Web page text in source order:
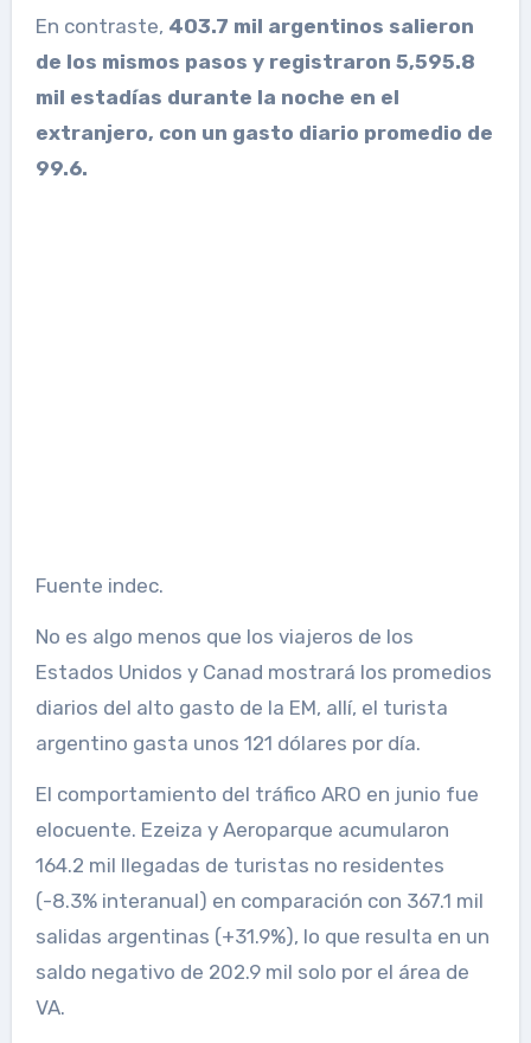
En contraste, 403.7 mil argentinos salieron
de los mismos pasos y registraron 5,595.8
mil estadías durante la noche en el
extranjero, con un gasto diario promedio de
99.6.
Fuente indec.
No es algo menos que los viajeros de los
Estados Unidos y Canad mostrará los promedios
diarios del alto gasto de la EM, allí, el turista
argentino gasta unos 121 dólares por día.
El comportamiento del tráfico ARO en junio fue
elocuente. Ezeiza y Aeroparque acumularon
164.2 mil llegadas de turistas no residentes
(-8.3% interanual) en comparación con 367.1 mil
salidas argentinas (+31.9%), lo que resulta en un
saldo negativo de 202.9 mil solo por el área de
VA.